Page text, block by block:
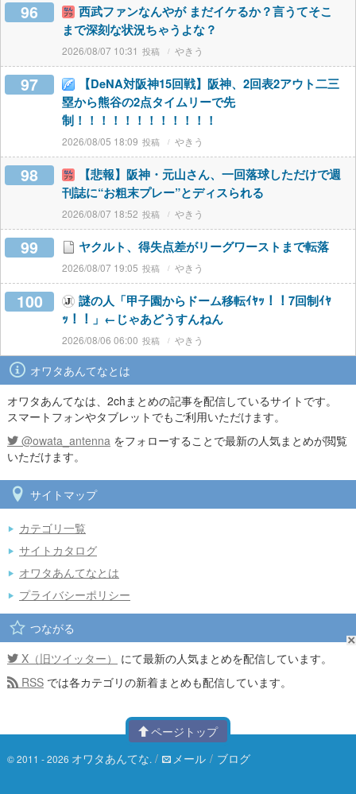
96
西武ファンなんやが まだイケるか？言うてそこ
まで深刻な状況ちゃうよな？
2026/08/07 10:31 やきう
97
【DeNA対阪神15回戦】阪神、2回表2アウト二三
塁から熊谷の2点タイムリーで先
制！！！！！！！！！！！！
2026/08/05 18:09 やきう
98
【悲報】阪神・元山さん、一回落球しただけで週
刊誌に“お粗末プレー”とディスられる
2026/08/07 18:52 やきう
99 ヤクルト、得失点差がリーグワーストまで転落
2026/08/07 19:05 やきう
100
謎の人「甲子園からドーム移転ｲﾔｯ！！7回制ｲﾔ
ｯ！！」←じゃあどうすんねん
2026/08/06 06:00 やきう
オワタあんてなとは
オワタあんてなは、2chまとめの記事を配信しているサイトです。
スマートフォンやタブレットでもご利用いただけます。
@owata_antenna をフォローすることで最新の人気まとめが閲覧
いただけます。
サイトマップ
カテゴリ一覧
サイトカタログ
オワタあんてなとは
プライバシーポリシー
つながる
X（旧ツイッター）
にて最新の人気まとめを配信しています。
RSS では各カテゴリの新着まとめも配信しています。
ページトップ
© 2011 - 2026 オワタあんてな. / メール / ブログ